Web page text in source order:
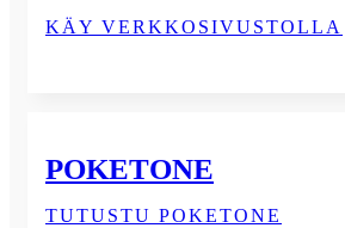
KÄY VERKKOSIVUSTOLLA
POKETONE
TUTUSTU POKETONE